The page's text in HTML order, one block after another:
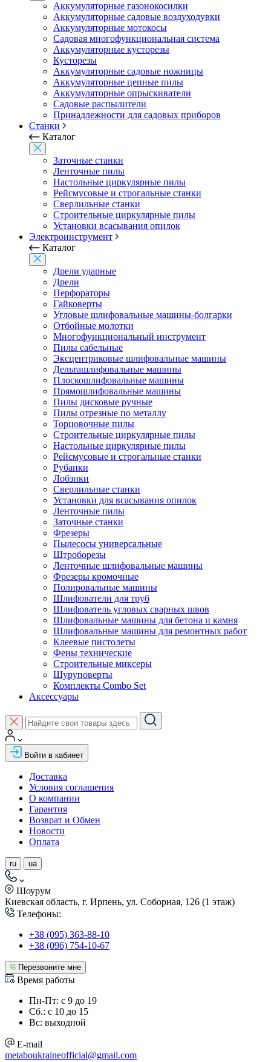
Аккумуляторные газонокосилки
Аккумуляторные садовые воздуходувки
Аккумуляторные мотокосы
Садовая многофункциональная система
Аккумуляторные кусторезы
Кусторезы
Аккумуляторные садовые ножницы
Аккумуляторные цепные пилы
Аккумуляторные опрыскиватели
Садовые распылители
Принадлежности для садовых приборов
Станки
Каталог
Заточные станки
Ленточные пилы
Настольные циркулярные пилы
Рейсмусовые и строгальные станки
Сверлильные станки
Строительные циркулярные пилы
Установки всасывания опилок
Электроинструмент
Каталог
Дрели ударные
Дрели
Перфораторы
Гайковерты
Угловые шлифовальные машины-болгарки
Отбойные молотки
Многофункциональный инструмент
Пилы сабельные
Эксцентриковые шлифовальные машины
Дельташлифовальные машины
Плоскошлифовальные машины
Прямошлифовальные машины
Пилы дисковые ручные
Пилы отрезные по металлу
Торцовочные пилы
Строительные циркулярные пилы
Настольные циркулярные пилы
Рейсмусовые и строгальные станки
Рубанки
Лобзики
Сверлильные станки
Установки для всасывания опилок
Ленточные пилы
Заточные станки
Фрезеры
Пылесосы универсальные
Штроборезы
Ленточные шлифовальные машины
Фрезеры кромочные
Полировальные машины
Шлифователи для труб
Шлифователь угловых сварных швов
Шлифовальные машины для бетона и камня
Шлифовальные машины для ремонтных работ
Клеевые пистолеты
Фены технические
Строительные миксеры
Шуруповерты
Комплекты Combo Set
Аксессуары
Войти в кабинет
Доставка
Условия соглашения
О компании
Гарантия
Возврат и Обмен
Новости
Оплата
ru ua
Шоурум
Киевская область, г. Ирпень, ул. Соборная, 126 (1 этаж)
Телефоны:
+38 (095) 363-88-10
+38 (096) 754-10-67
Перезвоните мне
Время работы
Пн-Пт: с 9 до 19
Сб.: с 10 до 15
Вс: выходной
E-mail
metaboukraineofficial@gmail.com